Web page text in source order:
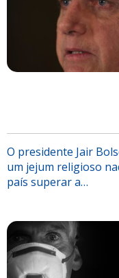
O presidente Jair
um jejum religioso
país superar a…